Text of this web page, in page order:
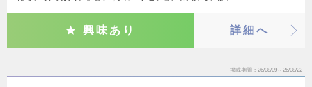
興味あり 詳細へ
掲載期間 26/08/09～26/08/22